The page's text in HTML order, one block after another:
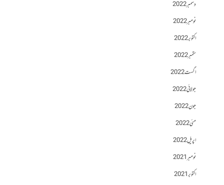
دسمبر 2022
نومبر 2022
اکتوبر 2022
ستمبر 2022
اگست 2022
جولائی 2022
جون 2022
مئی 2022
اپریل 2022
نومبر 2021
اکتوبر 2021